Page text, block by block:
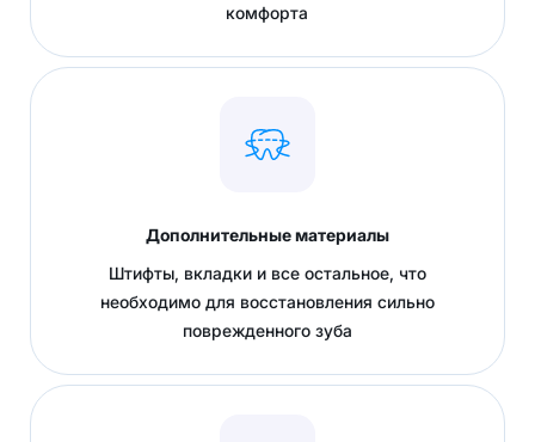
комфорта
Дополнительные материалы
Штифты, вкладки и все остальное, что
необходимо для восстановления сильно
поврежденного зуба